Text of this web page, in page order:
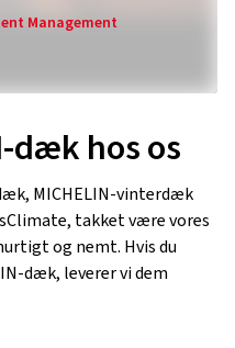
Management
dæk hos os
MICHELIN-vinterdæk
takket være vores
og nemt. Hvis du
dæk, leverer vi dem